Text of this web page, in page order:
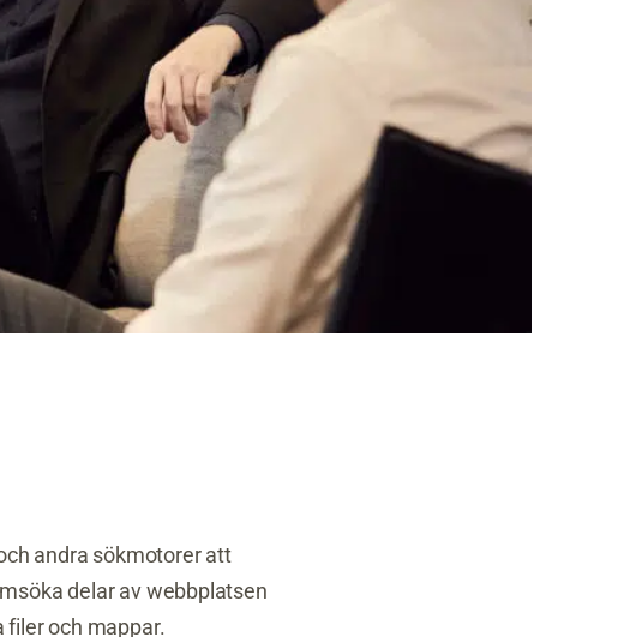
andra sökmotorer att
delar av webbplatsen
och mappar.